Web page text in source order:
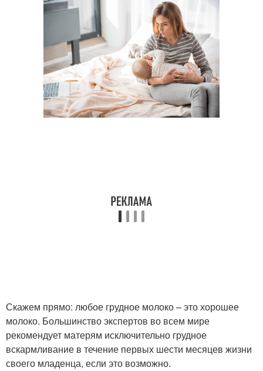
Скажем прямо: любое грудное молоко – это хорошее
молоко. Большинство экспертов во всем мире
рекомендует матерям исключительно грудное
вскармливание в течение первых шести месяцев жизни
своего младенца, если это возможно.